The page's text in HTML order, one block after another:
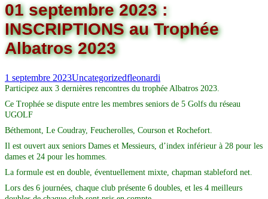
01 septembre 2023 :
INSCRIPTIONS au Trophée
Albatros 2023
1 septembre 2023Uncategorizedfleonardi
Participez aux 3 dernières rencontres du trophée Albatros 2023.
Ce Trophée se dispute entre les membres seniors de 5 Golfs du réseau
UGOLF
Béthemont, Le Coudray, Feucherolles, Courson et Rochefort.
Il est ouvert aux seniors Dames et Messieurs, d’index inférieur à 28 pour les
dames et 24 pour les hommes.
La formule est en double, éventuellement mixte, chapman stableford net.
Lors des 6 journées, chaque club présente 6 doubles, et les 4 meilleurs